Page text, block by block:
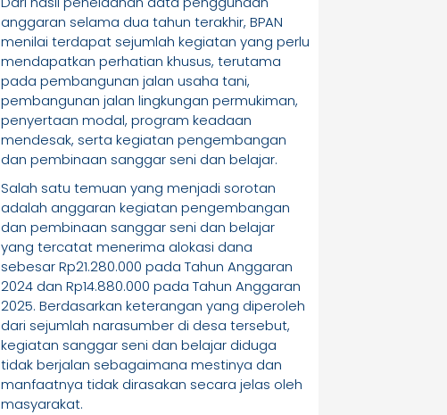
anggaran selama dua tahun terakhir, BPAN
menilai terdapat sejumlah kegiatan yang perlu
mendapatkan perhatian khusus, terutama
pada pembangunan jalan usaha tani,
pembangunan jalan lingkungan permukiman,
penyertaan modal, program keadaan
mendesak, serta kegiatan pengembangan
dan pembinaan sanggar seni dan belajar.
Salah satu temuan yang menjadi sorotan
adalah anggaran kegiatan pengembangan
dan pembinaan sanggar seni dan belajar
yang tercatat menerima alokasi dana
sebesar Rp21.280.000 pada Tahun Anggaran
2024 dan Rp14.880.000 pada Tahun Anggaran
2025. Berdasarkan keterangan yang diperoleh
dari sejumlah narasumber di desa tersebut,
kegiatan sanggar seni dan belajar diduga
tidak berjalan sebagaimana mestinya dan
manfaatnya tidak dirasakan secara jelas oleh
masyarakat.